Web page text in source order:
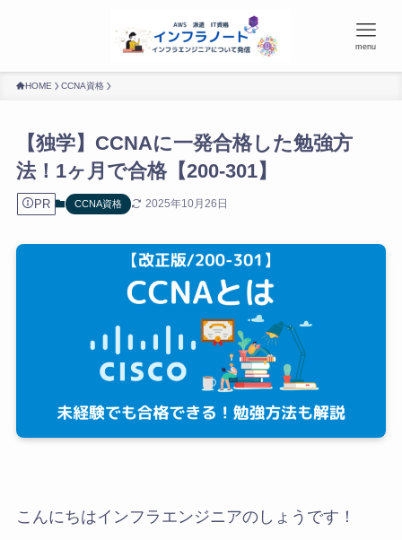
menu
HOME CCNA資格
【独学】CCNAに一発合格した勉強方
法！1ヶ月で合格【200-301】
PR CCNA資格 2025年10月26日
こんにちはインフラエンジニアのしょうです！